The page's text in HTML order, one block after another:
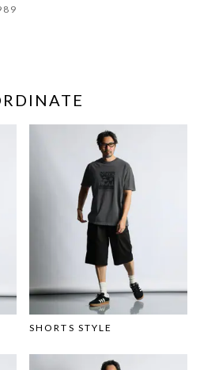
SHORTS STYLE